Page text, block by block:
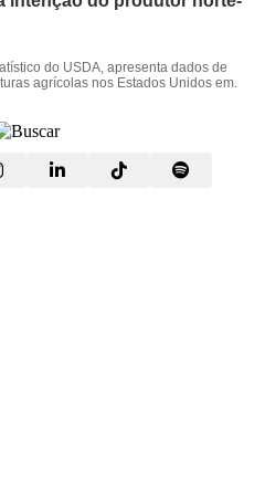
do USDA, apresenta dados de
agrícolas nos Estados Unidos em.